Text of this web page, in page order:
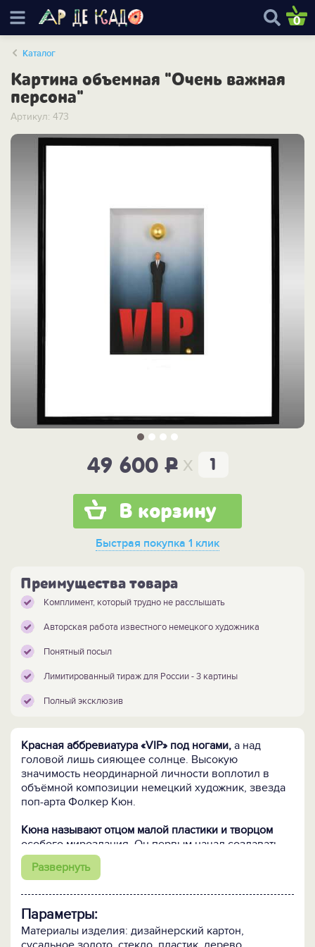
0
Каталог
Картина объемная "Очень важная
персона"
Артикул: 473
49 600P x
В корзину
Быстрая покупка 1 клик
Преимущества товара
Комплимент, который трудно не расслышать
Авторская работа известного немецкого художника
Понятный посыл
Лимитированный тираж для России - 3 картины
Полный эксклюзив
Красная аббревиатура «VIP» под ногами, а над
головой лишь сияющее солнце. Высокую
значимость неординарной личности воплотил в
объёмной композиции немецкий художник, звезда
поп-арта Фолкер Кюн.
Кюна называют отцом малой пластики и творцом
особого мироздания. Он первым начал создавать
картонные «дома» с фигурками размером не более
15 мм, но точно передающими сложнейший
Символичность обстановки этого «VIP-дома»
очевиднас первого взгляда. Комплементарная
аббревиатура состоит из первых букв английской
Развернуть
Параметры:
Материалы изделия: дизайнерский картон,